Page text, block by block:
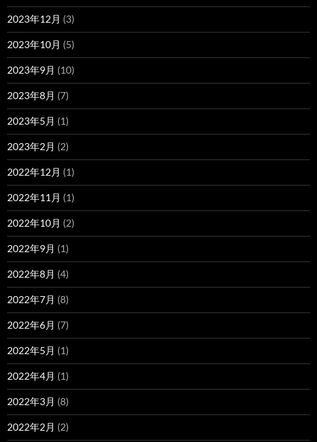
2023年12月 (3)
2023年10月 (5)
2023年9月 (10)
2023年8月 (7)
2023年5月 (1)
2023年2月 (2)
2022年12月 (1)
2022年11月 (1)
2022年10月 (2)
2022年9月 (1)
2022年8月 (4)
2022年7月 (8)
2022年6月 (7)
2022年5月 (1)
2022年4月 (1)
2022年3月 (8)
2022年2月 (2)